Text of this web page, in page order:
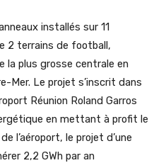
installés sur 11
2 terrains de football,
la plus grosse centrale en
Mer. Le projet s’inscrit dans
Réunion Roland Garros
en mettant à profit le
l’aéroport, le projet d’une
2,2 GWh par an